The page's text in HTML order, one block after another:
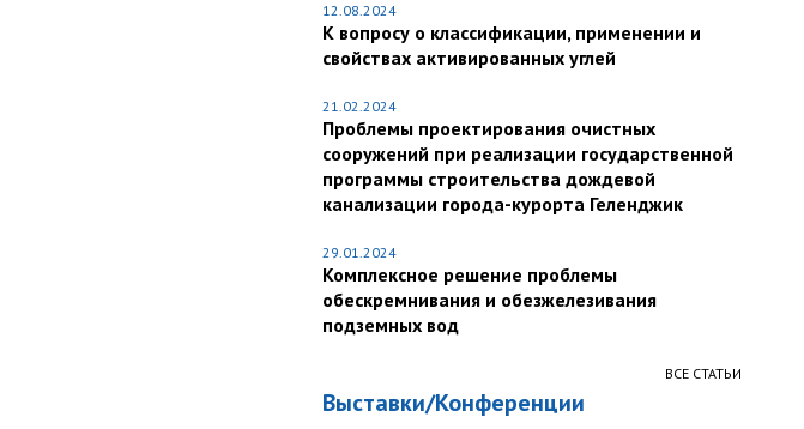
12.08.2024
К вопросу о классификации, применении и
свойствах активированных углей
21.02.2024
Проблемы проектирования очистных
сооружений при реализации государственной
программы строительства дождевой
канализации города-курорта Геленджик
29.01.2024
Комплексное решение проблемы
обескремнивания и обезжелезивания
подземных вод
ВСЕ СТАТЬИ
Выставки/Конференции